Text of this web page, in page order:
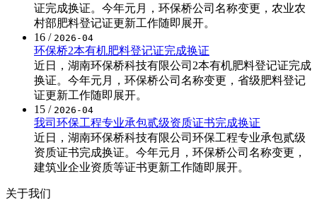
证完成换证。今年元月，环保桥公司名称变更，农业农
村部肥料登记证更新工作随即展开。
16 / 2026-04
环保桥2本有机肥料登记证完成换证
近日，湖南环保桥科技有限公司2本有机肥料登记证完成
换证。今年元月，环保桥公司名称变更，省级肥料登记
证更新工作随即展开。
15 / 2026-04
我司环保工程专业承包贰级资质证书完成换证
近日，湖南环保桥科技有限公司环保工程专业承包贰级
资质证书完成换证。今年元月，环保桥公司名称变更，
建筑业企业资质等证书更新工作随即展开。
关于我们